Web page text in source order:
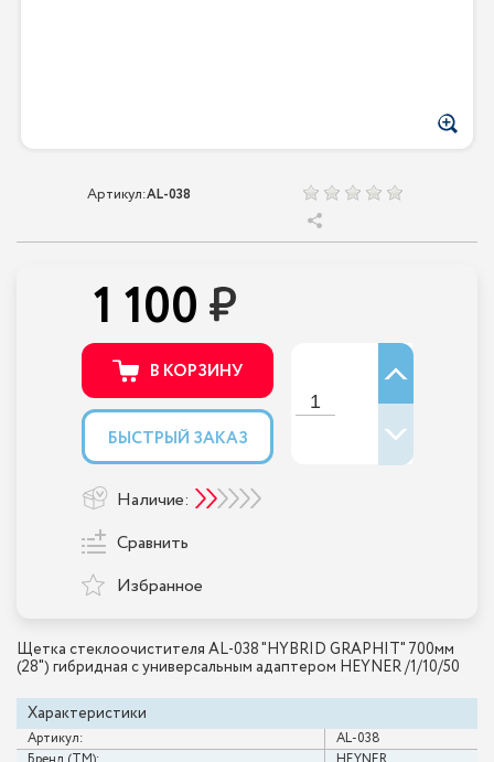
Артикул:AL-038
Щетка стеклоочистителя AL-038 "HYBRID GRAPHIT" 700мм
(28") гибридная с универсальным адаптером HEYNER /1/10/50
Характеристики
Артикул:
AL-038
1 100
В КОРЗИНУ
БЫСТРЫЙ ЗАКАЗ
Наличие:
Сравнить
Избранное